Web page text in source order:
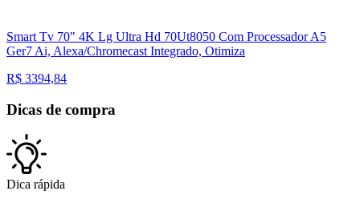
Smart Tv 70" 4K Lg Ultra Hd 70Ut8050 Com Processador A5
Ger7 Ai, Alexa/Chromecast Integrado, Otimiza
R$ 3394,84
Dicas de compra
Dica rápida